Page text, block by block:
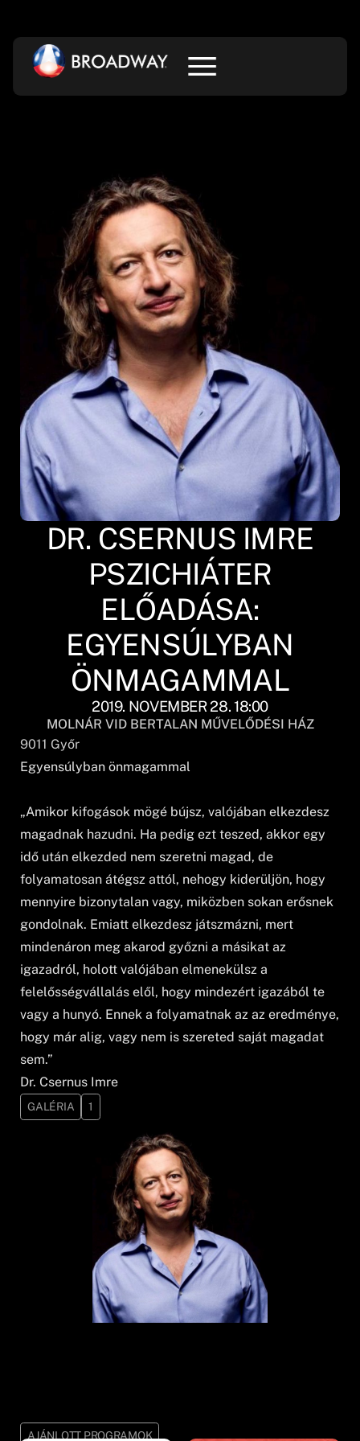
DR. CSERNUS IMRE
PSZICHIÁTER
ELŐADÁSA:
EGYENSÚLYBAN
ÖNMAGAMMAL
2019. NOVEMBER 28. 18:00
MOLNÁR VID BERTALAN MŰVELŐDÉSI HÁZ
9011 Győr
Egyensúlyban önmagammal
„Amikor kifogások mögé bújsz, valójában elkezdesz
magadnak hazudni. Ha pedig ezt teszed, akkor egy
idő után elkezded nem szeretni magad, de
folyamatosan átégsz attól, nehogy kiderüljön, hogy
mennyire bizonytalan vagy, miközben sokan erősnek
gondolnak. Emiatt elkezdesz játszmázni, mert
mindenáron meg akarod győzni a másikat az
igazadról, holott valójában elmenekülsz a
felelősségvállalás elől, hogy mindezért igazából te
vagy a hunyó. Ennek a folyamatnak az az eredménye,
hogy már alig, vagy nem is szereted saját magadat
sem.”
Dr. Csernus Imre
GALÉRIA 1
AJÁNLOTT PROGRAMOK